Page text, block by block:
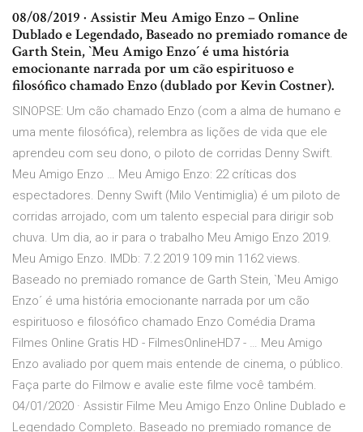
08/08/2019 · Assistir Meu Amigo Enzo – Online
Dublado e Legendado, Baseado no premiado romance de
Garth Stein, `Meu Amigo Enzo´ é uma história
emocionante narrada por um cão espirituoso e
filosófico chamado Enzo (dublado por Kevin Costner).
SINOPSE: Um cão chamado Enzo (com a alma de humano e
uma mente filosófica), relembra as lições de vida que ele
aprendeu com seu dono, o piloto de corridas Denny Swift.
Meu Amigo Enzo … Meu Amigo Enzo: 22 críticas dos
espectadores. Denny Swift (Milo Ventimiglia) é um piloto de
corridas arrojado, com um talento especial para dirigir sob
chuva. Um dia, ao ir para o trabalho Meu Amigo Enzo 2019.
Meu Amigo Enzo. IMDb: 7.2 2019 109 min 1162 views.
Baseado no premiado romance de Garth Stein, `Meu Amigo
Enzo´ é uma história emocionante narrada por um cão
espirituoso e filosófico chamado Enzo Comédia Drama
Filmes Online Gratis HD - FilmesOnlineHD7 - … Meu Amigo
Enzo avaliado por quem mais entende de cinema, o público.
Faça parte do Filmow e avalie este filme você também.
04/01/2020 · Assistir Filme Meu Amigo Enzo Online Dublado e
Legendado Completo. Baseado no premiado romance de